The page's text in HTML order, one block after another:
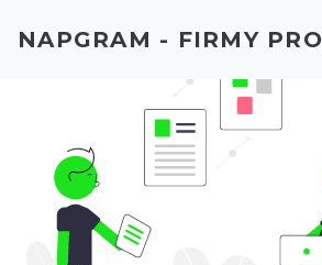
NAPGRAM - FIRMY PRO